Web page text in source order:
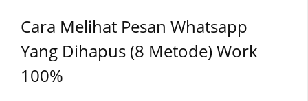
Cara Melihat Pesan Whatsapp
Yang Dihapus (8 Metode) Work
100%